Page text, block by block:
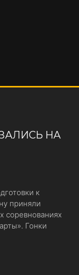
НА
к
приняли
соревнованиях
Гонки